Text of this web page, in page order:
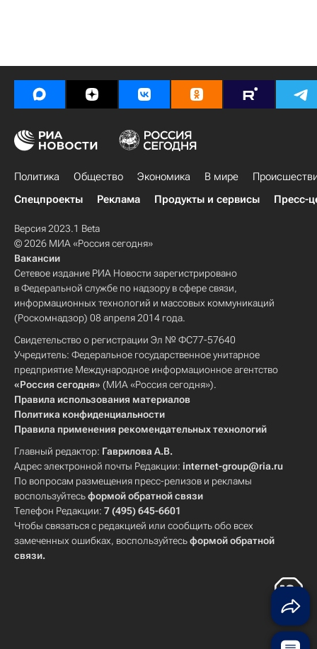
Политика Общество Экономика В мире
Спецпроекты
Реклама Продукты и сервисы Пресс-
Версия 2023.1 Beta
© 2026 МИА «Россия сегодня»
Вакансии
Сетевое издание РИА Новости зарегистрировано
в Федеральной службе по надзору в сфере связи,
информационных технологий и массовых коммуникаций
(Роскомнадзор) 08 апреля 2014 года.
Свидетельство о регистрации Эл № ФС77-57640
Учредитель: Федеральное государственное унитарное
предприятие Международное информационное агентство
«Россия сегодня» (МИА «Россия сегодня»).
Правила использования материалов
Политика конфиденциальности
Правила применения рекомендательных технологий
Главный редактор: Гаврилова А.В.
Адрес электронной почты Редакции: internet-group@ria.ru
По вопросам размещения пресс-релизов и рекламы
воспользуйтесьформой обратной связи
Телефон Редакции: 7 (495) 645-6601
Чтобы связаться с редакцией или сообщить обо всех
замеченных ошибках, воспользуйтесьформой обратной
связи.